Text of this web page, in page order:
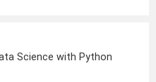
Science with Python